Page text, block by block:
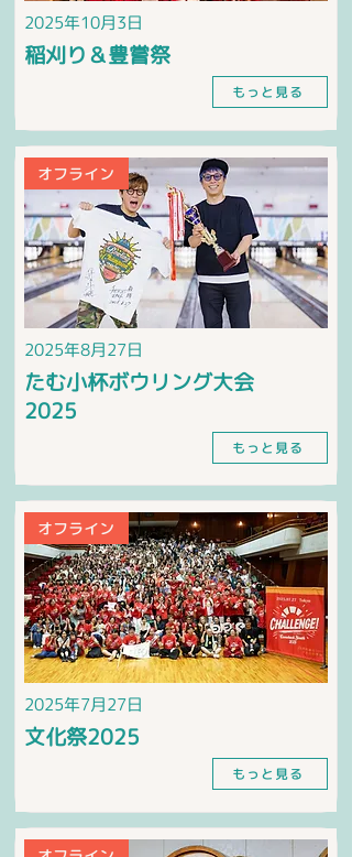
2025年10月3日
稲刈り＆豊嘗祭
もっと見る
オフライン
2025年8月27日
たむ小杯ボウリング大会
2025
もっと見る
オフライン
2025年7月27日
文化祭2025
もっと見る